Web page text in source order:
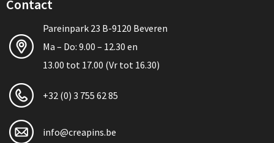
Contact
Pareinpark 23 B-9120 Beveren
Ma – Do: 9.00 – 12.30 en
13.00 tot 17.00 (Vr tot 16.30)
+32 (0) 3 755 62 85
info@creapins.be